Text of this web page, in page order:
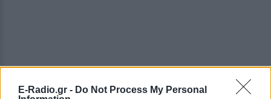
E-Radio.gr - Do Not Process My Personal